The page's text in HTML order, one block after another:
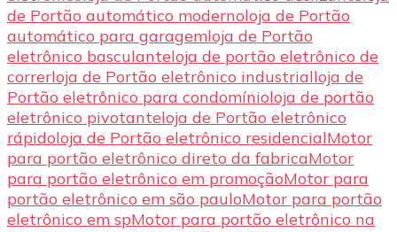
de Portão automático modernoloja de Portão
automático para garagemloja de Portão
eletrônico basculanteloja de portão eletrônico de
correrloja de Portão eletrônico industrialloja de
Portão eletrônico para condomínioloja de portão
eletrônico pivotanteloja de Portão eletrônico
rápidoloja de Portão eletrônico residencialMotor
para portão eletrônico direto da fabricaMotor
para portão eletrônico em promoçãoMotor para
portão eletrônico em são pauloMotor para portão
eletrônico em spMotor para portão eletrônico na